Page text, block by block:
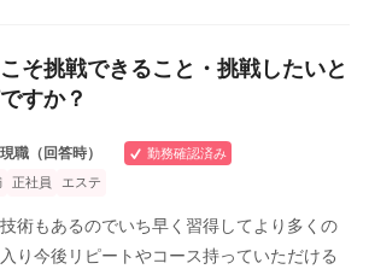
そ挑戦できること・挑戦したいと
すか？
職（回答時）
勤務確認済み
正社員 エステ
術もあるのでいち早く習得してより多くの
り今後リピートやコース持っていただける